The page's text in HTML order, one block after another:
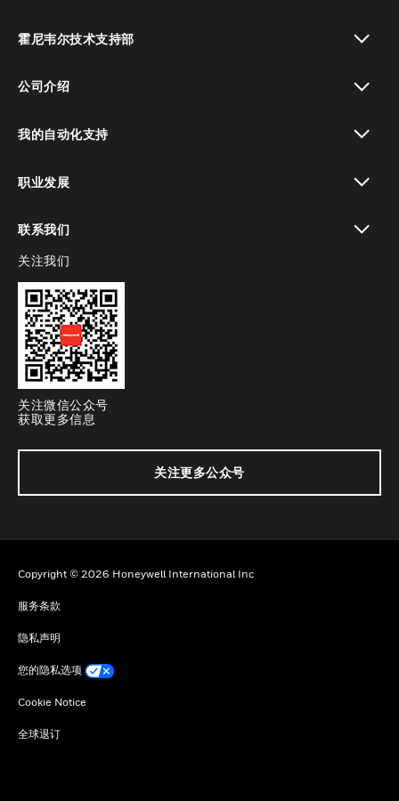
霍尼韦尔技术支持部
公司介绍
我的自动化支持
职业发展
联系我们
toggle view
关注我们
关注微信公众号
获取更多信息
关注更多公众号
Copyright © 2026 Honeywell International Inc
服务条款
隐私声明
您的隐私选项
Cookie Notice
全球退订